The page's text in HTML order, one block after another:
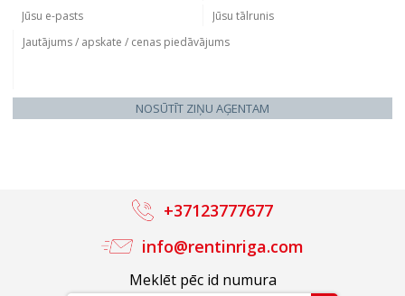
NOSŪTĪT ZIŅU AĢENTAM
Meklēt pēc id numura
info@rentinriga.com
+37123777677